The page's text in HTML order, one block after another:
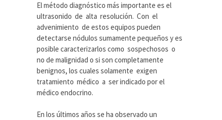
El método diagnóstico más importante es el
ultrasonido de alta resolución. Con el
advenimiento de estos equipos pueden
detectarse nódulos sumamente pequeños y es
posible caracterizarlos como sospechosos o
no de malignidad o si son completamente
benignos, los cuales solamente exigen
tratamiento médico a ser indicado por el
médico endocrino.
En los últimos años se ha observado un